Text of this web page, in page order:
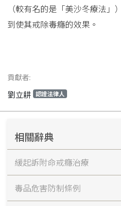
（較有名的是「美沙冬療法
到使其戒除毒癮的效果。
貢獻者:
劉立耕 認證法律人
相關辭典
緩起訴附命戒癮治療
毒品危害防制條例